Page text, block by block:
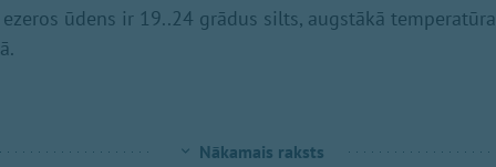
ūdens ir 19..24 grādus silts, augstākā
Nākamais raksts